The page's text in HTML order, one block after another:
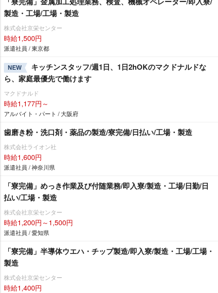
製造・工場/工場・製造
株式会社京栄センター
時給1,500円
派遣社員 / 東京都
NEW
キッチンスタッフ/週1日、1日2hOKのマクドナルドな
ら、家庭最優先で働けます
マクドナルド
時給1,177円～
アルバイト・パート / 大阪府
歯磨き粉・洗口剤・薬品の製造/寮完備/日払い/工場・製造
株式会社ライオン社
時給1,600円
派遣社員 / 神奈川県
「寮完備」めっき作業及び付随業務/即入寮/製造・工場/日勤/日
払い/工場・製造
株式会社京栄センター
時給1,200円～1,500円
派遣社員 / 愛知県
「寮完備」半導体ウエハ・チップ製造/即入寮/製造・工場/工場・
製造
株式会社京栄センター
時給1,400円